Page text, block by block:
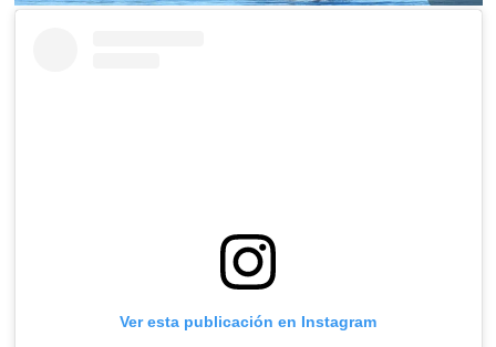
Ver esta publicación en Instagram